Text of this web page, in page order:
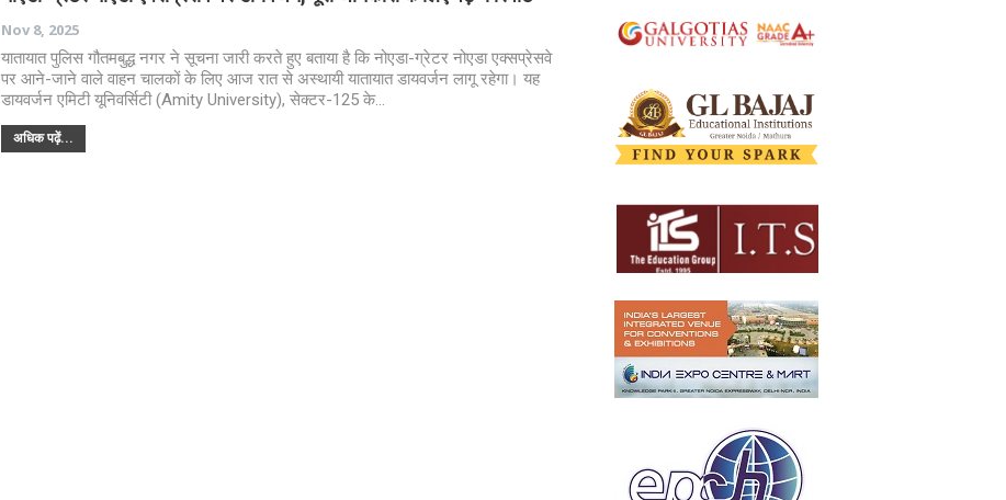
Nov 8, 2025
यातायात पुलिस गौतमबुद्ध नगर ने सूचना जारी करते हुए बताया है कि नोएडा-ग्रेटर नोएडा एक्सप्रेसवे
पर आने-जाने वाले वाहन चालकों के लिए आज रात से अस्थायी यातायात डायवर्जन लागू रहेगा। यह
डायवर्जन एमिटी यूनिवर्सिटी (Amity University), सेक्टर-125 के…
अधिक पढ़ें...